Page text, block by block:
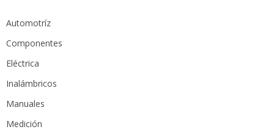
Automotríz
Componentes
Eléctrica
Inalámbricos
Manuales
Medición